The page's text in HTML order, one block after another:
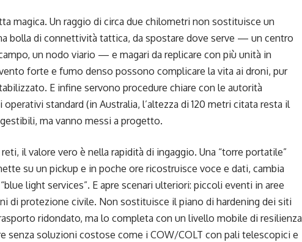
magica. Un raggio di circa due chilometri non sostituisce un
bolla di connettività tattica, da spostare dove serve — un centro
un nodo viario — e magari da replicare con più unità in
forte e fumo denso possono complicare la vita ai droni, pur
E infine servono procedure chiare con le autorità
standard (in Australia, l’altezza di 120 metri citata resta il
ma vanno messi a progetto.
il valore vero è nella rapidità di ingaggio. Una “torre portatile”
su un pickup e in poche ore ricostruisce voce e dati, cambia
light services”. E apre scenari ulteriori: piccoli eventi in aree
di protezione civile. Non sostituisce il piano di hardening dei siti
ridondato, ma lo completa con un livello mobile di resilienza
senza soluzioni costose come i COW/COLT con pali telescopici e